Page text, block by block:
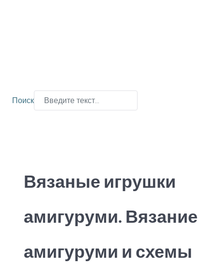
Поиск
Вязаные игрушки
амигуруми. Вязание
амигуруми и схемы